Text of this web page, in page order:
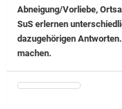
Abneigung/Vorliebe,
SuS erlernen
dazugehörigen
machen.